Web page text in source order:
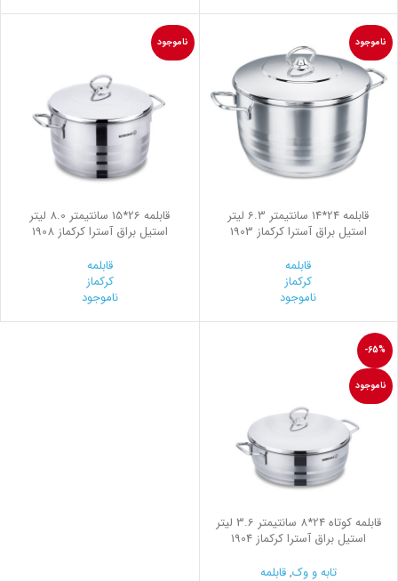
ناموجود
قابلمه 24*14 سانتیمتر 6.3 لیتر
استیل براق آسترا کرکماز 1903
قابلمه
کرکماز
ناموجود
ناموجود
قابلمه 26*15 سانتیمتر 8.0 لیتر
استیل براق آسترا کرکماز 1908
قابلمه
کرکماز
ناموجود
-65%
ناموجود
قابلمه کوتاه 24*8 سانتیمتر 3.6 لیتر
استیل براق آسترا کرکماز 1904
تابه و وک,قابلمه